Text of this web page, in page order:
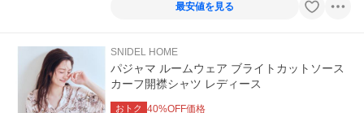
最安値を見る
SNIDEL HOME
パジャマ ルームウェア ブライトカットソース
カーフ開襟シャツ レディース
おトク 40%OFF価格